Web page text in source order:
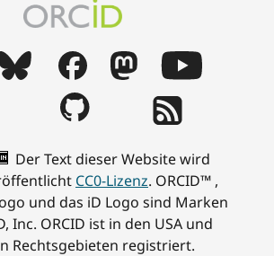
Der Text dieser Website wird
CC0-Lizenz. ORCID™ ,
und das iD Logo sind Marken
Inc. ORCID ist in den USA und
Rechtsgebieten registriert.